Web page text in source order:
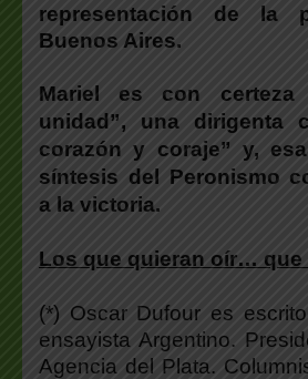
representación de la
Buenos Aires.
Mariel es con certeza
unidad”, una dirigenta
corazón y coraje” y,
síntesis del Peronismo
a la victoria.
Los que quieran oír… que
(*) Oscar Dufour es
ensayista Argentino.
Agencia del Plata.